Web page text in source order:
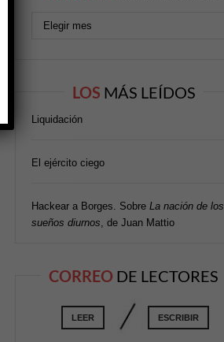
LOS MÁS LEÍDOS
Liquidación
El ejército ciego
Hackear a Borges. Sobre La nación de los
sueños diurnos , de Juan Mattio
CORREO DE LECTORES
LEER ESCRIBIR